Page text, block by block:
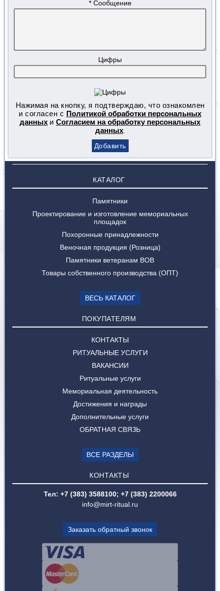
* Сообщение
Цифры
Нажимая на кнопку, я подтверждаю, что ознакомлен
и согласен с Политикой обработки персональных
данных и Согласием на обработку персональных
данных.
КАТАЛОГ
Памятники
Проектирование и изготовление мемориальных
площадок
Похоронные принадлежности
Веночная продукция (Розница)
Памятники ветеранам ВОВ
Товары собственного производства (ОПТ)
ВЕСЬ КАТАЛОГ
ПОКУПАТЕЛЯМ
КОНТАКТЫ
РИТУАЛЬНЫЕ УСЛУГИ
ВАКАНСИИ
Ритуальные услуги
Мемориальная деятельность
Достижения и награды
Дополнительные услуги
ОБРАТНАЯ СВЯЗЬ
ВСЕ РАЗДЕЛЫ
КОНТАКТЫ
Тел: +7 (383) 3588100; +7 (383) 2200066
info@mirt-ritual.ru
Заказать обратный звонок